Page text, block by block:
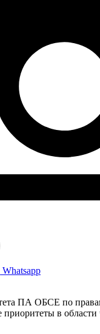
Whatsapp
ПА ОБСЕ по
в области